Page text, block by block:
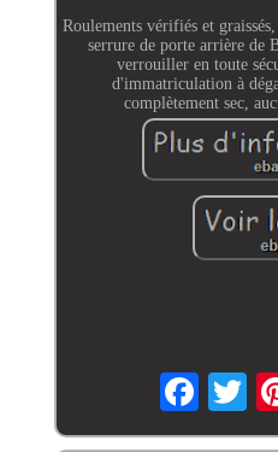
Roulements vérifiés et
serrure de porte arrière de
verrouiller en toute
d'immatriculation à
complètement sec,